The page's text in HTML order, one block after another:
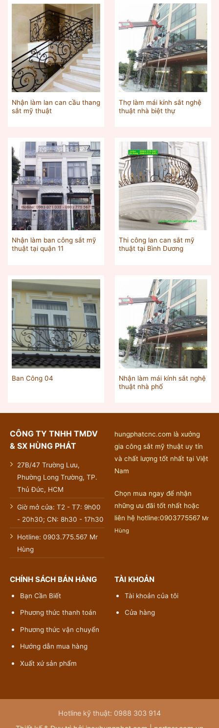
Nhận làm lan can cầu thang
sắt mỹ thuật
Thợ làm mái kính sắt nghệ
thuật nhà biệt thự
Nhận làm ban công sắt mỹ
thuật tại quận 11
Thi công lan can sắt mỹ
thuật tại Bình Dương
Ban Công 04
Nhận làm mái kính sắt nghệ
thuật nhà phố
CÔNG TY TNHH TMDV
& SX HÙNG PHÁT
27B/47 Trường Lưu,
Phường Long Trường, TP.
Thủ Đức, HCM
Giờ mở cửa: T2 - T7: 9h00
- 20h30; CN: 8h30 - 17h30
Hotline: 0903.775.567 Mr
Hùng
hungphatcnc.com là xưởng
gia công sắt mỹ thuật uy tín
và chất lượng tốt nhất tại Việt
Nam
Chọn mua ngay để nhận
những ưu đãi tốt nhất hoặc
liên hệ hotline:0903775567 Mr
Hùng
CHÍNH SÁCH BÁN HÀNG
Bạn Cần Biết
Phương thức thanh toán
Phương thức vận chuyển
Hướng dẫn mua hàng
Xuất xứ sản phẩm
TÀI KHOẢN
Tài khoản của tôi
Cửa hàng
Hotline kỹ thuật: 0988 303 914